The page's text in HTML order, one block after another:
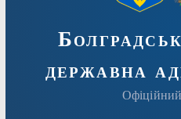
державна